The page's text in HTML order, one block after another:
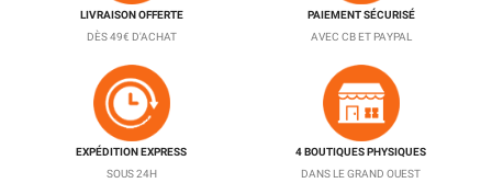
LIVRAISON OFFERTE
DÈS 49€ D'ACHAT
PAIEMENT SÉCURISÉ
AVEC CB ET PAYPAL
EXPÉDITION EXPRESS
SOUS 24H
4 BOUTIQUES PHYSIQUES
DANS LE GRAND OUEST